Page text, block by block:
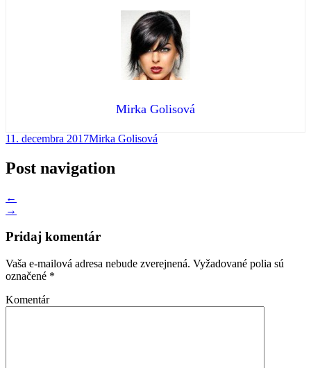
Mirka Golisová
11. decembra 2017Mirka Golisová
Post navigation
←
→
Pridaj komentár
Vaša e-mailová adresa nebude zverejnená. Vyžadované polia sú
označené *
Komentár